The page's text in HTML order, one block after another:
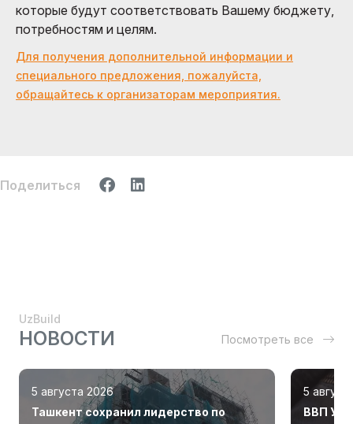
которые будут соответствовать Вашему бюджету,
потребностям и целям.
Для получения дополнительной информации и
специального предложения, пожалуйста,
обращайтесь к организаторам мероприятия.
Поделиться
UzBuild
НОВОСТИ Посмотреть все
5 августа 2026
Ташкент сохранил лидерство по
5
ВВП